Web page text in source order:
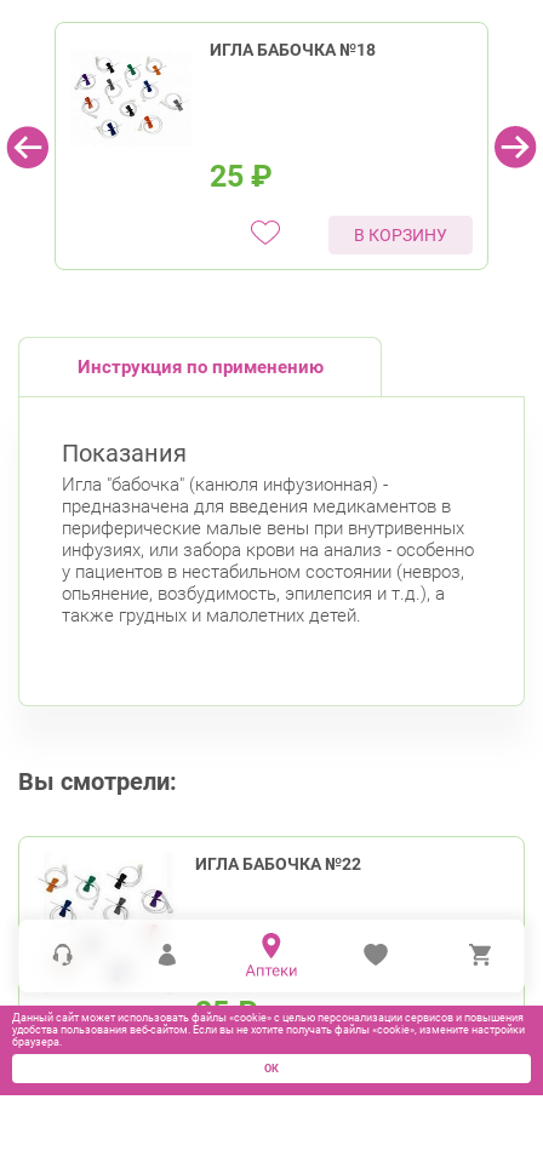
ИГЛА БАБОЧКА №18
25 ₽
В КОРЗИНУ
Инструкция по применению
Показания
Игла "бабочка" (канюля инфузионная) -
предназначена для введения медикаментов в
периферические малые вены при внутривенных
инфузиях, или забора крови на анализ - особенно
у пациентов в нестабильном состоянии (невроз,
опьянение, возбудимость, эпилепсия и т.д.), а
также грудных и малолетних детей.
Вы смотрели:
ИГЛА БАБОЧКА №22
25₽
Данный сайт может использовать файлы «cookie» с целью персонализации сервисов и повышения
удобства пользования веб-сайтом. Если вы не хотите получать файлы «cookie», измените настройки
браузера.
ОК